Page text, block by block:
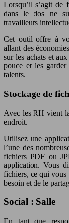
Lorsqu’il s’agit de
dans le dos ne
travailleurs
Cet outil offre à
allant des
sur les achats et
pouce et les
talents.
Stockage de
Avec les RH vient
endroit.
Utilisez une
l’une des
fichiers PDF ou
application. Vous
fichiers, ce qui vous
besoin et de le
Social : Salle
En tant que